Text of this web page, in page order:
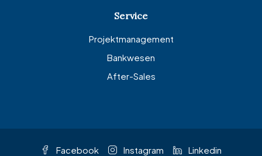
Service
Projektmanagement
Bankwesen
After-Sales
Facebook Instagram
Linkedin